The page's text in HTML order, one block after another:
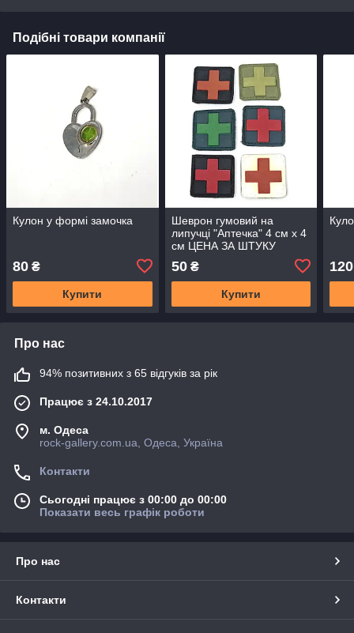
Подібні товари компанії
Кулон у формі замочка
80 ₴
Купити
Шеврон гумовий на
липучці "Аптечка" 4 см х 4
см ЦЕНА ЗА ШТУКУ
50₴
Купити
120
Про нас
94% позитивних з 65 відгуків за рік
Працює з 24.10.2017
м. Одеса
rock-gallery.com.ua, Одеса, Україна
Контакти
Сьогодні працює з 00:00 до 00:00
Показати весь графік роботи
Про нас
Контакти